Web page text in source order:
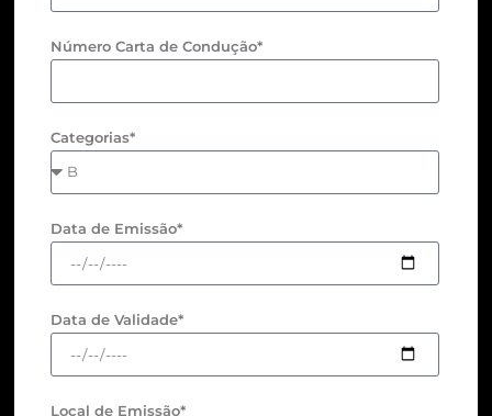
Número Carta de Condução*
Categorias*
Data de Emissão*
Data de Validade*
Local de Emissão*